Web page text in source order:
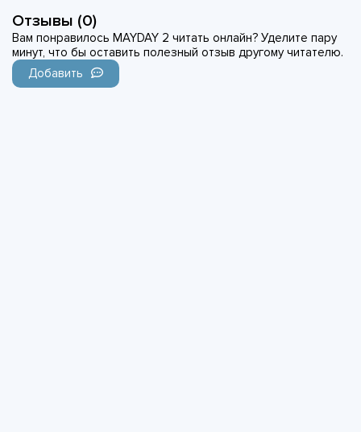
Отзывы (0)
Вам понравилось MAYDAY 2 читать онлайн? Уделите пару
минут, что бы оставить полезный отзыв другому читателю.
Добавить